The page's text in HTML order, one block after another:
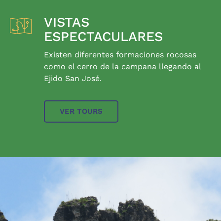
VISTAS
ESPECTACULARES
Existen diferentes formaciones rocosas
como el cerro de la campana llegando al
Ejido San José.
VER TOURS